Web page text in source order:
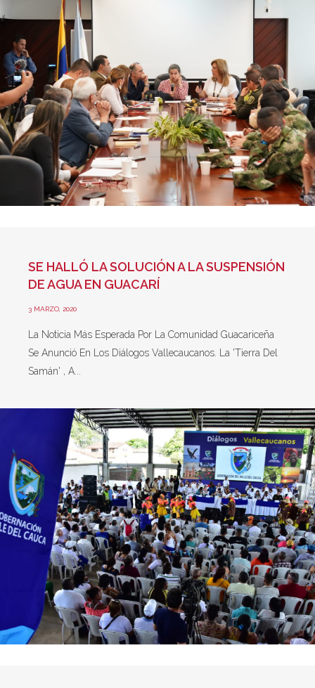
SE HALLÓ LA SOLUCIÓN A LA SUSPENSIÓN
DE AGUA EN GUACARÍ
3 MARZO, 2020
La Noticia Más Esperada Por La Comunidad Guacariceña
Se Anunció En Los Diálogos Vallecaucanos. La 'tierra Del
Samán' , A...